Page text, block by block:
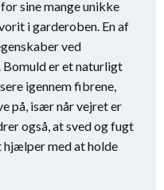
sine mange unikke
i garderoben. En af
ved
Bomuld er et naturligt
igennem fibrene,
på, især når vejret er
også, at sved og fugt
hjælper med at holde